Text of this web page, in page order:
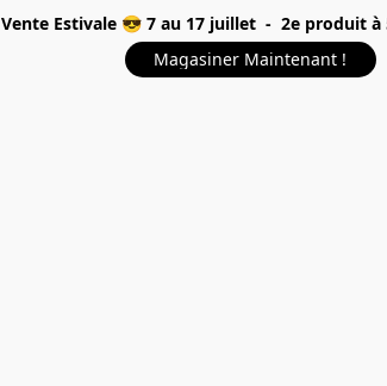
Vente Estivale 😎 7 au 17 juillet - 2e produit à
Magasiner Maintenant !